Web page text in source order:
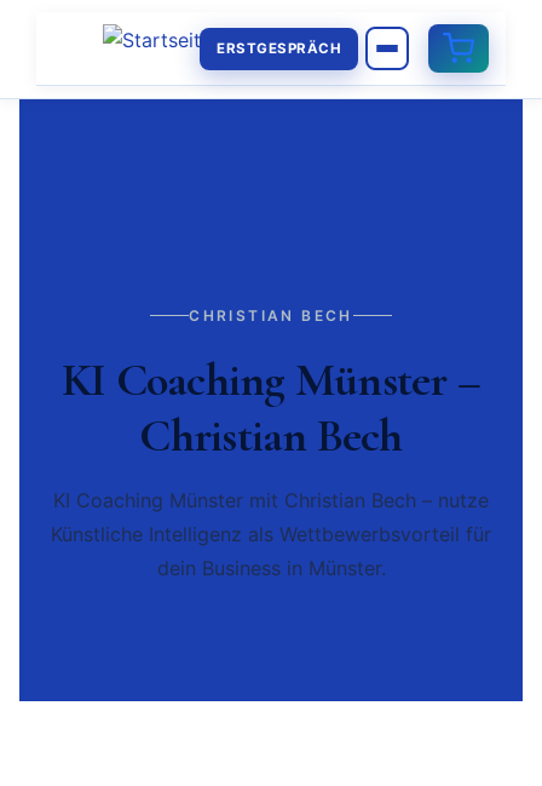
ERSTGESPRÄCH
CHRISTIAN BECH
KI Coaching Münster –
Christian Bech
KI Coaching Münster mit Christian Bech – nutze
Künstliche Intelligenz als Wettbewerbsvorteil für
dein Business in Münster.